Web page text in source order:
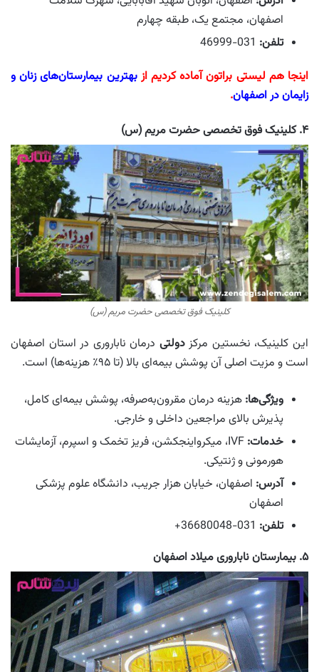
اصفهان، مجتمع یک، طبقه چهارم
تلفن:
اینجا هم لیستی براتون آماده کردیم از بهترین بیمارستان‌های زنان و
زایمان در اصفهان.
۴. کلینیک فوق تخصصی حضرت مریم (س)
کلینیک فوق تخصصی حضرت مریم (س)
این کلینیک، نخستین مرکزدولتی درمان ناباروری در استان اصفهان
است و مزیت اصلی آن پوشش بیمه‌ای بالا (تا ۹۵٪ هزینه‌ها) است.
ویژگی‌ها: هزینه درمان مقرون‌به‌صرفه، پوشش بیمه‌ای کامل،
پذیرش بالای مراجعین داخلی و خارجی.
خدمات:
IVF، میکرواینجکشن، فریز تخمک و اسپرم، آزمایشات
هورمونی و ژنتیکی.
آدرس: اصفهان، خیابان هزار جریب، دانشگاه علوم پزشکی
اصفهان
تلفن:
۵. بیمارستان ناباروری میلاد اصفهان